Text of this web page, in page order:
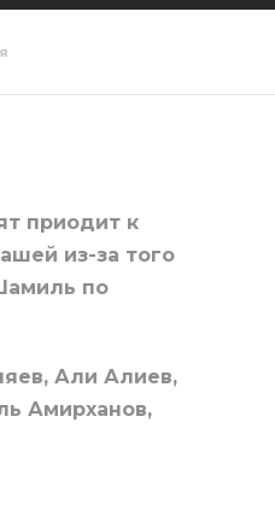
приодит к
из-за того
по
Али Алиев,
Амирханов,